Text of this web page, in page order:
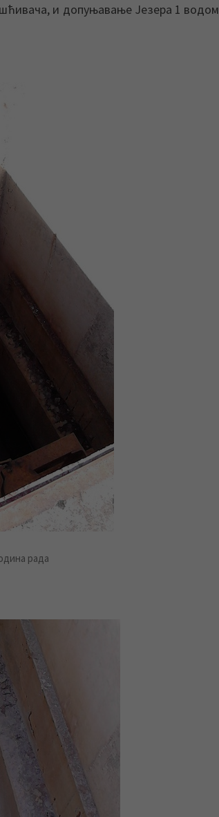
и допуњавање Језера 1 водом
рада